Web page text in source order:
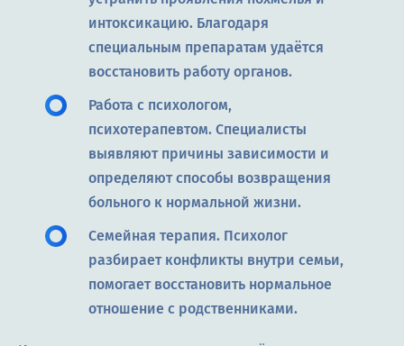
интоксикацию. Благодаря
специальным препаратам удаётся
восстановить работу органов.
Работа с психологом,
психотерапевтом. Специалисты
выявляют причины зависимости и
определяют способы возвращения
больного к нормальной жизни.
Семейная терапия. Психолог
разбирает конфликты внутри семьи,
помогает восстановить нормальное
отношение с родственниками.